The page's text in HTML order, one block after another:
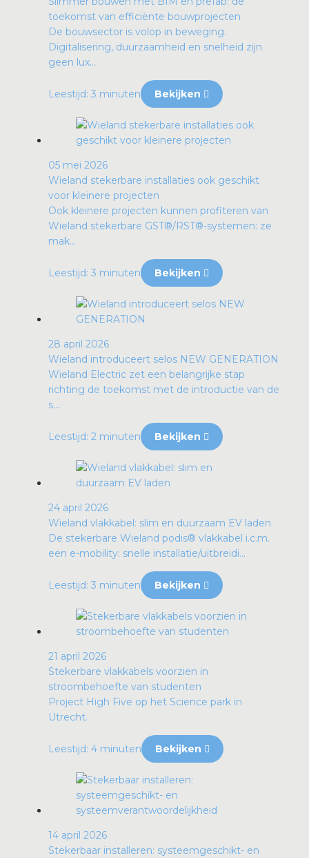
toekomst van efficiënte bouwprojecten
De bouwsector is volop in beweging.
Digitalisering, duurzaamheid en snelheid zijn
geen lux...
Leestijd: 3 minuten Bekijken
05 mei 2026
Wieland stekerbare installaties ook geschikt
voor kleinere projecten
Ook kleinere projecten kunnen profiteren van
Wieland stekerbare GST®/RST®-systemen: ze
mak...
Leestijd: 3 minuten Bekijken
28 april 2026
Wieland introduceert selos NEW GENERATION
Wieland Electric zet een belangrijke stap
richting de toekomst met de introductie van de
s...
Leestijd: 2 minuten Bekijken
24 april 2026
Wieland vlakkabel: slim en duurzaam EV laden
De stekerbare Wieland podis® vlakkabel i.c.m.
een e-mobility: snelle installatie/uitbreidi...
Leestijd: 3 minuten Bekijken
21 april 2026
Stekerbare vlakkabels voorzien in
stroombehoefte van studenten
Project High Five op het Science park in
Utrecht.
Leestijd: 4 minuten Bekijken
14 april 2026
Stekerbaar installeren: systeemgeschikt- en